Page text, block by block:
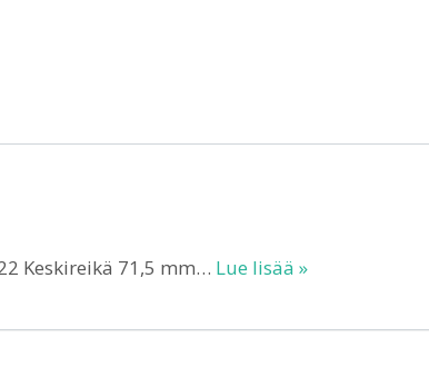
Keskireikä 71,5 mm… Lue lisää »